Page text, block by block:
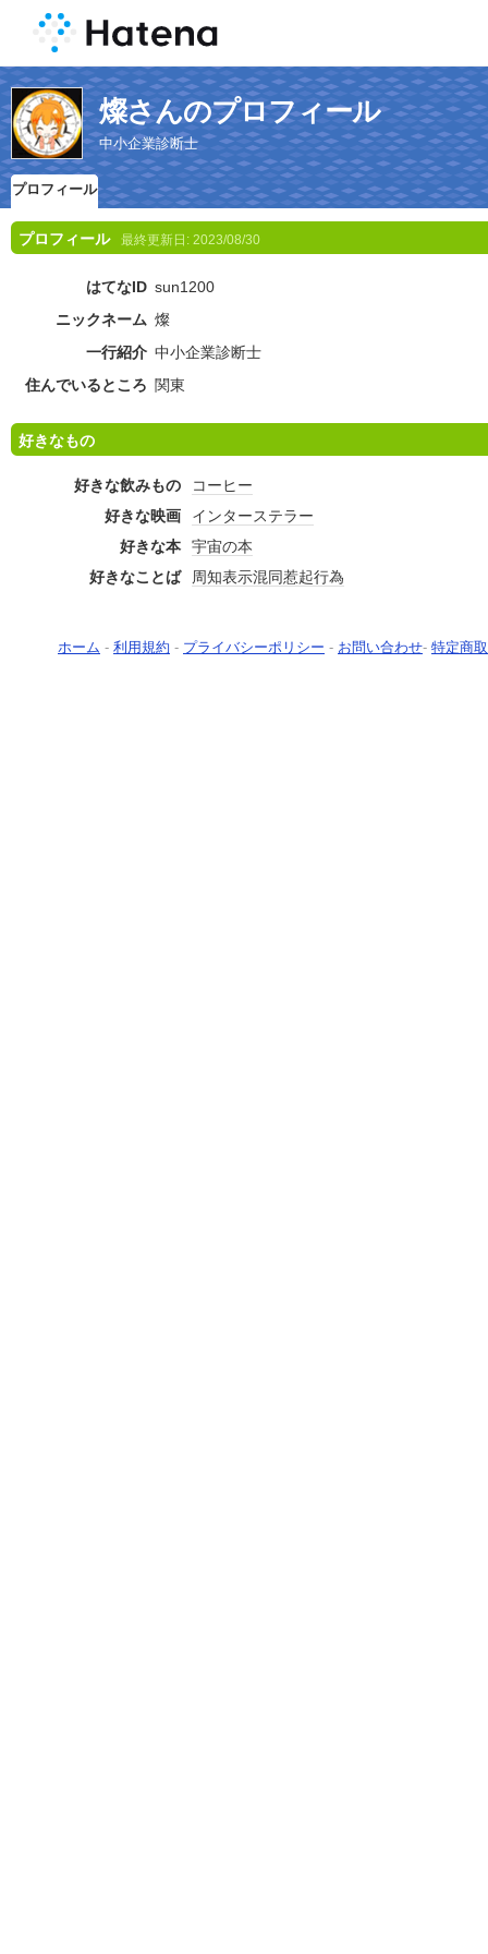
燦さんのプロフィール
中小企業診断士
プロフィール
プロフィール 最終更新日: 2023/08/30
はてなID sun1200
ニックネーム 燦
一行紹介 中小企業診断士
住んでいるところ 関東
好きなもの
好きな飲みもの
コーヒー
好きな映画
インターステラー
好きな本
宇宙の本
好きなことば
周知表示混同惹起行為
ホーム - 利用規約 - プライバシーポリシー - お問い合わせ- 特定商